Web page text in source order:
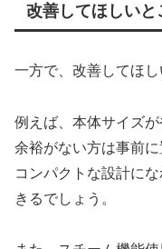
改善してほしい
一方で、改善してほし
例えば、本体サイズ
余裕がない方は事前
コンパクトな設計に
きるでしょう。